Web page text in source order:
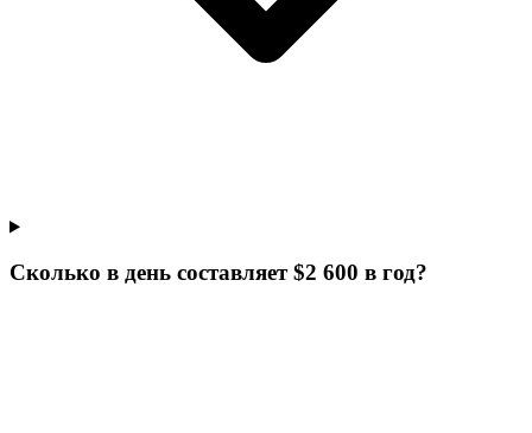
Сколько в день составляет $2 600 в год?